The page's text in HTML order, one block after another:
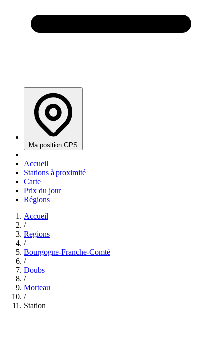
Ma position GPS
Accueil
Stations à proximité
Carte
Prix du jour
Régions
Accueil
/
Regions
/
Bourgogne-Franche-Comté
/
Doubs
/
Morteau
/
Station